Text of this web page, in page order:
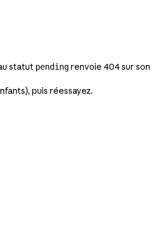
statut pendingrenvoie 404 sur son
puis réessayez.